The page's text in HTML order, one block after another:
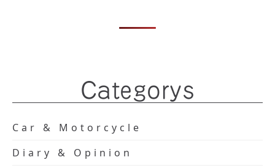
Categorys
Car & Motorcycle
Diary & Opinion